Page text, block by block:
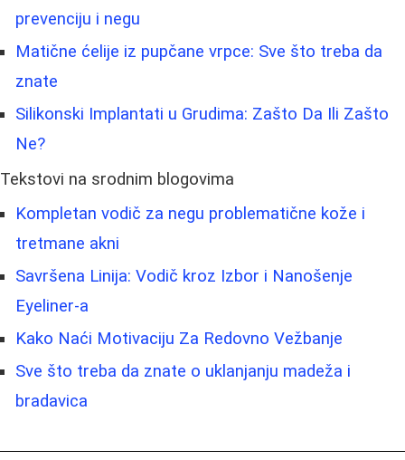
prevenciju i negu
Matične ćelije iz pupčane vrpce: Sve što treba da
znate
Silikonski Implantati u Grudima: Zašto Da Ili Zašto
Ne?
Tekstovi na srodnim blogovima
Kompletan vodič za negu problematične kože i
tretmane akni
Savršena Linija: Vodič kroz Izbor i Nanošenje
Eyeliner-a
Kako Naći Motivaciju Za Redovno Vežbanje
Sve što treba da znate o uklanjanju madeža i
bradavica